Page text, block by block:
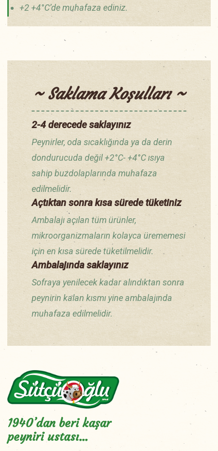
+2 +4°C’de muhafaza ediniz.
~ Saklama Koşulları ~
2-4 derecede saklayınız
Peynirler, oda sıcaklığında ya da derin
dondurucuda değil +2°C- +4°C ısıya
sahip buzdolaplarında muhafaza
edilmelidir.
Açtıktan sonra kısa sürede tüketiniz
Ambalajı açılan tüm ürünler,
mikroorganizmaların kolayca ürememesi
için en kısa sürede tüketilmelidir.
Ambalajında saklayınız
Sofraya yenilecek kadar alındıktan sonra
peynirin kalan kısmı yine ambalajında
muhafaza edilmelidir.
1940’dan beri kaşar
peyniri ustası…